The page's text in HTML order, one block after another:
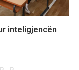
inteligjencën